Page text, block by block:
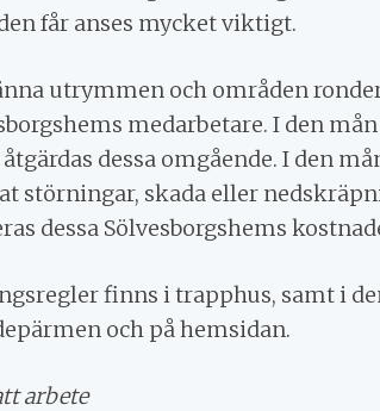
får anses mycket viktigt.
utrymmen och områden
medarbetare. I den
dessa omgående. I den
störningar, skada eller
dessa Sölvesborgshems
finns i trapphus, samt i
och på hemsidan.
arbete